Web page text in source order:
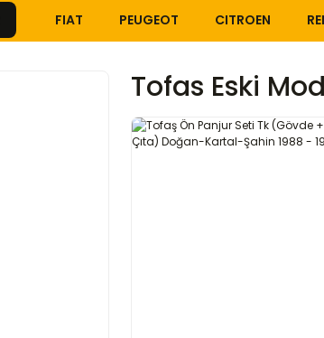
FIAT PEUGEOT CITROEN
Tofas Eski